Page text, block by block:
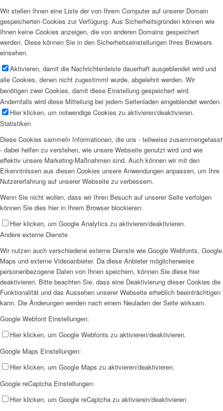
Wir stellen Ihnen eine Liste der von Ihrem Computer auf unserer Domain
gespeicherten Cookies zur Verfügung. Aus Sicherheitsgründen können wie
Ihnen keine Cookies anzeigen, die von anderen Domains gespeichert
werden. Diese können Sie in den Sicherheitseinstellungen Ihres Browsers
einsehen.
Aktivieren, damit die Nachrichtenleiste dauerhaft ausgeblendet wird und
alle Cookies, denen nicht zugestimmt wurde, abgelehnt werden. Wir
benötigen zwei Cookies, damit diese Einstellung gespeichert wird.
Andernfalls wird diese Mitteilung bei jedem Seitenladen eingeblendet werden.
Hier klicken, um notwendige Cookies zu aktivieren/deaktivieren.
Statistiken
Diese Cookies sammeln Informationen, die uns - teilweise zusammengefasst
- dabei helfen zu verstehen, wie unsere Webseite genutzt wird und wie
effektiv unsere Marketing-Maßnahmen sind. Auch können wir mit den
Erkenntnissen aus diesen Cookies unsere Anwendungen anpassen, um Ihre
Nutzererfahrung auf unserer Webseite zu verbessern.
Wenn Sie nicht wollen, dass wir Ihren Besuch auf unserer Seite verfolgen
können Sie dies hier in Ihrem Browser blockieren:
Hier klicken, um Google Analytics zu aktivieren/deaktivieren.
Andere externe Dienste
Wir nutzen auch verschiedene externe Dienste wie Google Webfonts, Google
Maps und externe Videoanbieter. Da diese Anbieter möglicherweise
personenbezogene Daten von Ihnen speichern, können Sie diese hier
deaktivieren. Bitte beachten Sie, dass eine Deaktivierung dieser Cookies die
Funktionalität und das Aussehen unserer Webseite erheblich beeinträchtigen
kann. Die Änderungen werden nach einem Neuladen der Seite wirksam.
Google Webfont Einstellungen:
Hier klicken, um Google Webfonts zu aktivieren/deaktivieren.
Google Maps Einstellungen:
Hier klicken, um Google Maps zu aktivieren/deaktivieren.
Google reCaptcha Einstellungen:
Hier klicken, um Google reCaptcha zu aktivieren/deaktivieren.